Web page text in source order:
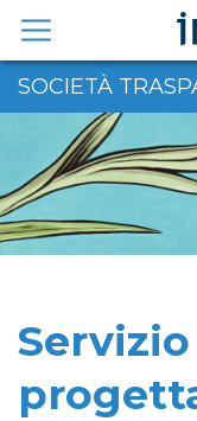
contenuto
SOCIETÀ